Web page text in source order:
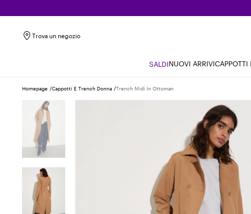
Trova un negozio
SALDINUOVI ARRIVICAPPOTTI
Homepage Cappotti E Trench Donna Trench Midi In Ottoman